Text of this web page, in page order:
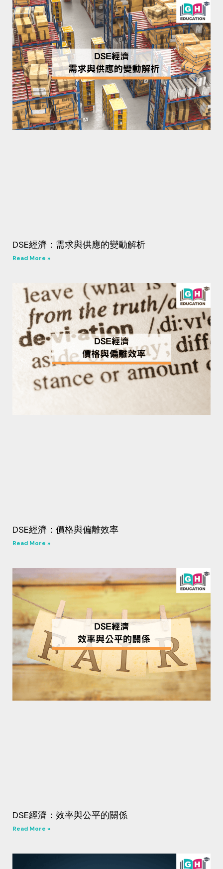
DSE經濟：需求與供應的變動解析
Read More »
DSE經濟：價格與偏離效率
Read More »
DSE經濟：效率與公平的關係
Read More »